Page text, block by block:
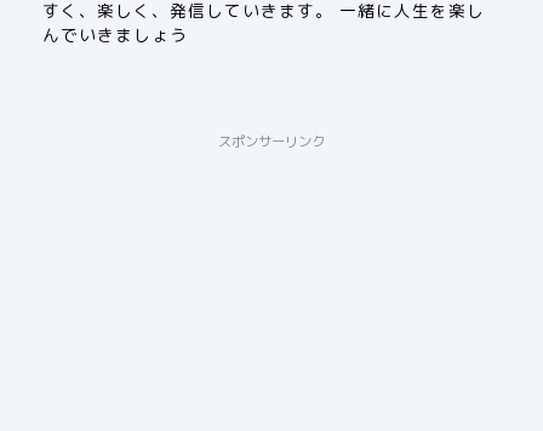
すく、楽しく、発信していきます。 一緒に人生を楽し
んでいきましょう
スポンサーリンク